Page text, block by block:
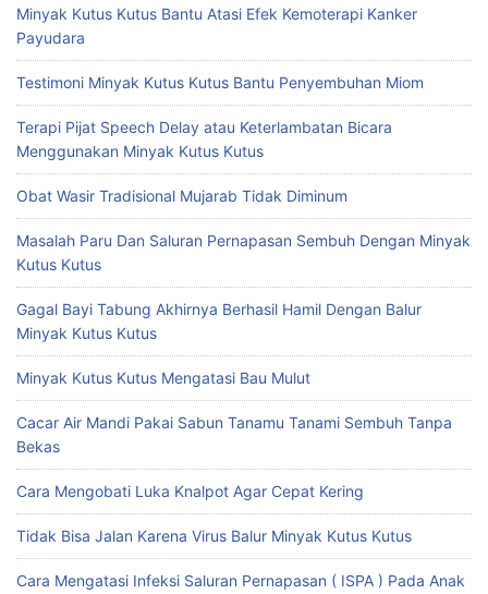
Minyak Kutus Kutus Bantu Atasi Efek Kemoterapi Kanker
Payudara
Testimoni Minyak Kutus Kutus Bantu Penyembuhan Miom
Terapi Pijat Speech Delay atau Keterlambatan Bicara
Menggunakan Minyak Kutus Kutus
Obat Wasir Tradisional Mujarab Tidak Diminum
Masalah Paru Dan Saluran Pernapasan Sembuh Dengan Minyak
Kutus Kutus
Gagal Bayi Tabung Akhirnya Berhasil Hamil Dengan Balur
Minyak Kutus Kutus
Minyak Kutus Kutus Mengatasi Bau Mulut
Cacar Air Mandi Pakai Sabun Tanamu Tanami Sembuh Tanpa
Bekas
Cara Mengobati Luka Knalpot Agar Cepat Kering
Tidak Bisa Jalan Karena Virus Balur Minyak Kutus Kutus
Cara Mengatasi Infeksi Saluran Pernapasan ( ISPA ) Pada Anak